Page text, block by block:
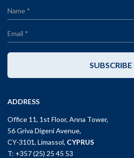
SUBSCRIBE
ADDRESS
Office 11, 1st Floor, Anna Tower,
56 Griva Digeni Avenue,
CY-3101, Limassol, CYPRUS
T: +357 (25) 25 45 53